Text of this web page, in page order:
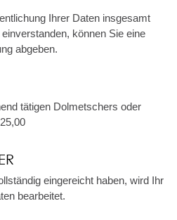
Ihrer Daten insgesamt
können Sie eine
abgeben.
tätigen Dolmetschers oder
eingereicht haben, wird Ihr
bearbeitet.